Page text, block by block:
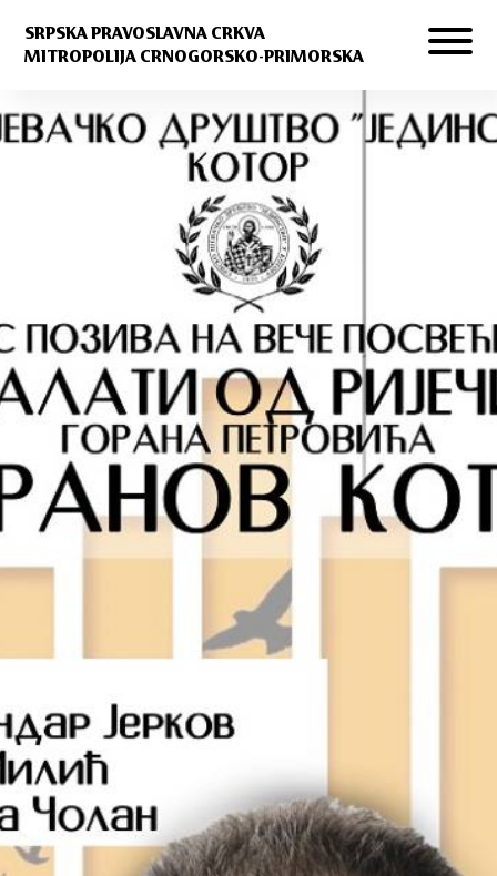
SRPSKA PRAVOSLAVNA CRKVA
MITROPOLIJA CRNOGORSKO-PRIMORSKA